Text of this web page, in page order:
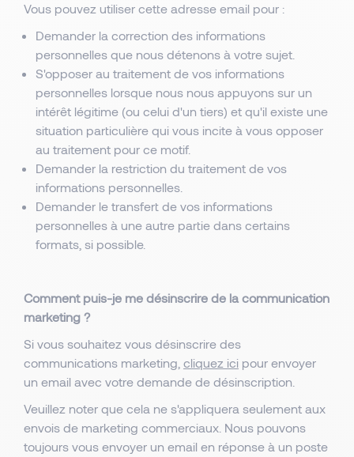
Vous pouvez utiliser cette adresse email pour :
Demander la correction des informations
personnelles que nous détenons à votre sujet.
S'opposer au traitement de vos informations
personnelles lorsque nous nous appuyons sur un
intérêt légitime (ou celui d'un tiers) et qu'il existe une
situation particulière qui vous incite à vous opposer
au traitement pour ce motif.
Demander la restriction du traitement de vos
informations personnelles.
Demander le transfert de vos informations
personnelles à une autre partie dans certains
formats, si possible.
Comment puis-je me désinscrire de la communication
marketing ?
Si vous souhaitez vous désinscrire des
communications marketing, cliquez ici pour envoyer
un email avec votre demande de désinscription.
Veuillez noter que cela ne s'appliquera seulement aux
envois de marketing commerciaux. Nous pouvons
toujours vous envoyer un email en réponse à un poste